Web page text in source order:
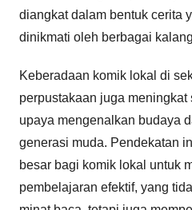
diangkat dalam bentuk cerita
dinikmati oleh berbagai
Keberadaan komik lokal di
perpustakaan juga
upaya mengenalkan budaya
generasi muda. Pendekatan
besar bagi komik lokal untuk
pembelajaran efektif, yang